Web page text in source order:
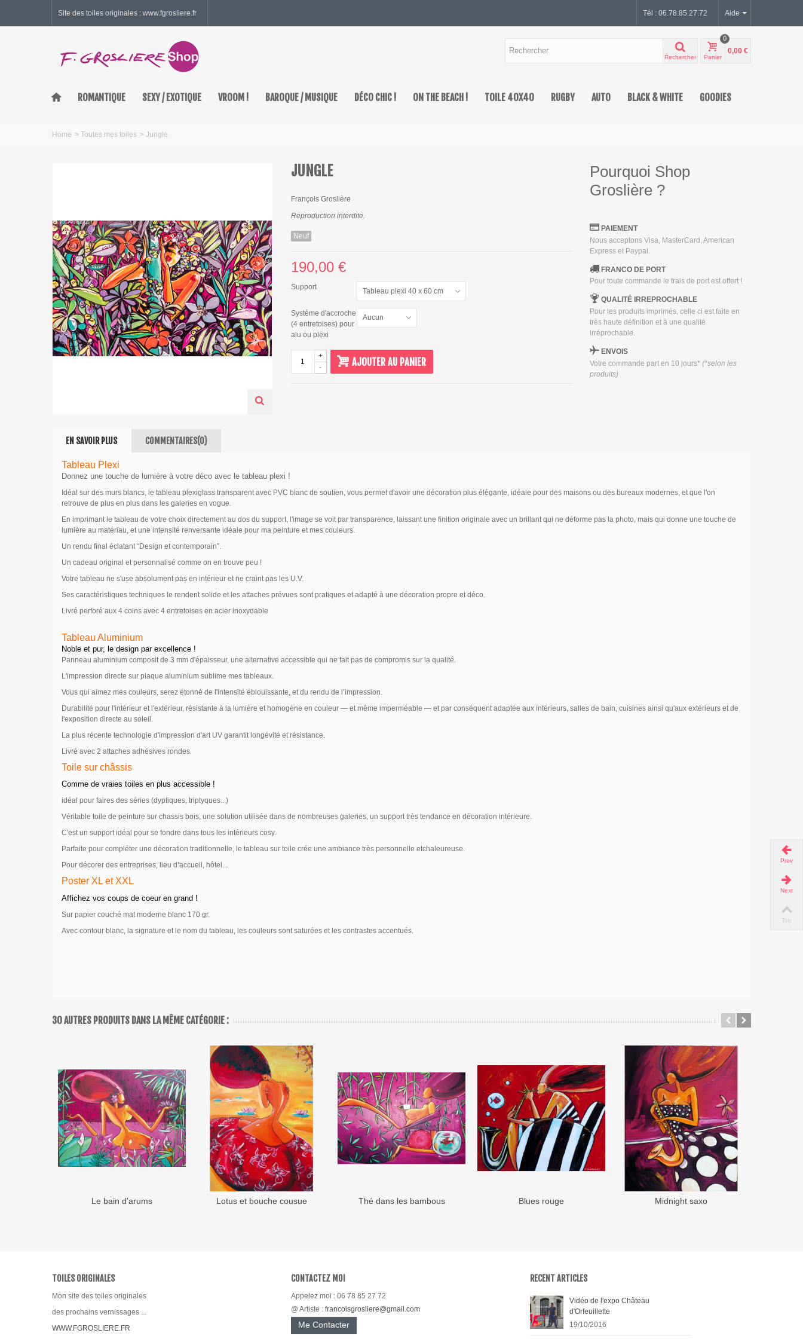
Site des toiles originales : www.fgrosliere.fr Aide
Tél : 06.78.85.27.72
Rechercher Panier
0
0,00 €
ROMANTIQUE SEXY / EXOTIQUE VROOM ! BAROQUE / MUSIQUE DÉCO CHIC ! ON THE BEACH ! TOILE 40X40 RUGBY AUTO BLACK & WHITE GOODIES
Home > Toutes mes toiles > Jungle
JUNGLE
François Groslière
Reproduction interdite.
Neuf
190,00 €
Support Tableau plexi 40 x 60 cm
Système d'accroche
(4 entretoises) pour
alu ou plexi
Aucun
-
+
AJOUTER AU PANIER
Pourquoi Shop
Groslière ?
PAIEMENT
Nous acceptons Visa, MasterCard, American
Express et Paypal.
FRANCO DE PORT
Pour toute commande le frais de port est offert !
QUALITÉ IRREPROCHABLE
Pour les produits imprimés, celle ci est faite en
très haute définition et à une qualité
irréprochable.
ENVOIS
Votre commande part en 10 jours* (*selon les
produits)
EN SAVOIR PLUS COMMENTAIRES(0)
Tableau Plexi
Donnez une touche de lumière à votre déco avec le tableau plexi !
Idéal sur des murs blancs, le tableau plexiglass transparent avec PVC blanc de soutien, vous permet d'avoir une décoration plus élégante, idéale pour des maisons ou des bureaux modernes, et que l'on
retrouve de plus en plus dans les galeries en vogue.
En imprimant le tableau de votre choix directement au dos du support, l'image se voit par transparence, laissant une finition originale avec un brillant qui ne déforme pas la photo, mais qui donne une touche de
lumière au matériau, et une intensité renversante idéale pour ma peinture et mes couleurs.
Un rendu final éclatant “Design et contemporain”.
Un cadeau original et personnalisé comme on en trouve peu !
Votre tableau ne s'use absolument pas en intérieur et ne craint pas les U.V.
Ses caractéristiques techniques le rendent solide et les attaches prévues sont pratiques et adapté à une décoration propre et déco.
Livré perforé aux 4 coins avec 4 entretoises en acier inoxydable
Tableau Aluminium
Noble et pur, le design par excellence !
Panneau aluminium composit de 3 mm d'épaisseur, une alternative accessible qui ne fait pas de compromis sur la qualité.
L'impression directe sur plaque aluminium sublime mes tableaux.
Vous qui aimez mes couleurs, serez étonné de l'intensité éblouissante, et du rendu de l’impression.
Durabilité pour l'intérieur et l'extérieur, résistante à la lumière et homogène en couleur — et même imperméable — et par conséquent adaptée aux intérieurs, salles de bain, cuisines ainsi qu'aux extérieurs et de
l'exposition directe au soleil.
La plus récente technologie d'impression d'art UV garantit longévité et résistance.
Livré avec 2 attaches adhésives rondes.
Toile sur châssis
Comme de vraies toiles en plus accessible !
idéal pour faires des séries (dyptiques, triptyques...)
Véritable toile de peinture sur chassis bois, une solution utilisée dans de nombreuses galeries, un support très tendance en décoration intérieure.
C'est un support idéal pour se fondre dans tous les intérieurs cosy.
Parfaite pour compléter une décoration traditionnelle, le tableau sur toile crée une ambiance très personnelle etchaleureuse.
Pour décorer des entreprises, lieu d’accueil, hôtel...
Poster XL et XXL
Affichez vos coups de coeur en grand !
Sur papier couché mat moderne blanc 170 gr.
Avec contour blanc, la signature et le nom du tableau, les couleurs sont saturées et les contrastes accentués.
30 AUTRES PRODUITS DANS LA MÊME CATÉGORIE :
Ajouter au panier
Le bain d'arums Ajouter au panier
Lotus et bouche cousue Ajouter au panier
Thé dans les bambous Ajouter au panier
Blues rouge Ajouter au panier
Midnight saxo
TOILES ORIGINALES
Mon site des toiles originales
des prochains vernissages ...
WWW.FGROSLIERE.FR
CONTACTEZ MOI
Appelez moi : 06 78 85 27 72
@ Artiste : francoisgrosliere@gmail.com
Me Contacter
RECENT ARTICLES
Vidéo de l'expo Château
d'Orfeuillette
19/10/2016
Prev
Next
Top